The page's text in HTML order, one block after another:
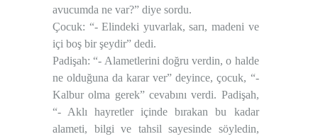
avucumda ne var?” diye sordu.
Çocuk: “- Elindeki yuvarlak, sarı, madeni ve
içi boş bir şeydir” dedi.
Padişah: “- Alametlerini doğru verdin, o halde
ne olduğuna da karar ver” deyince, çocuk, “-
Kalbur olma gerek” cevabını verdi. Padişah,
“- Aklı hayretler içinde bırakan bu kadar
alameti, bilgi ve tahsil sayesinde söyledin,